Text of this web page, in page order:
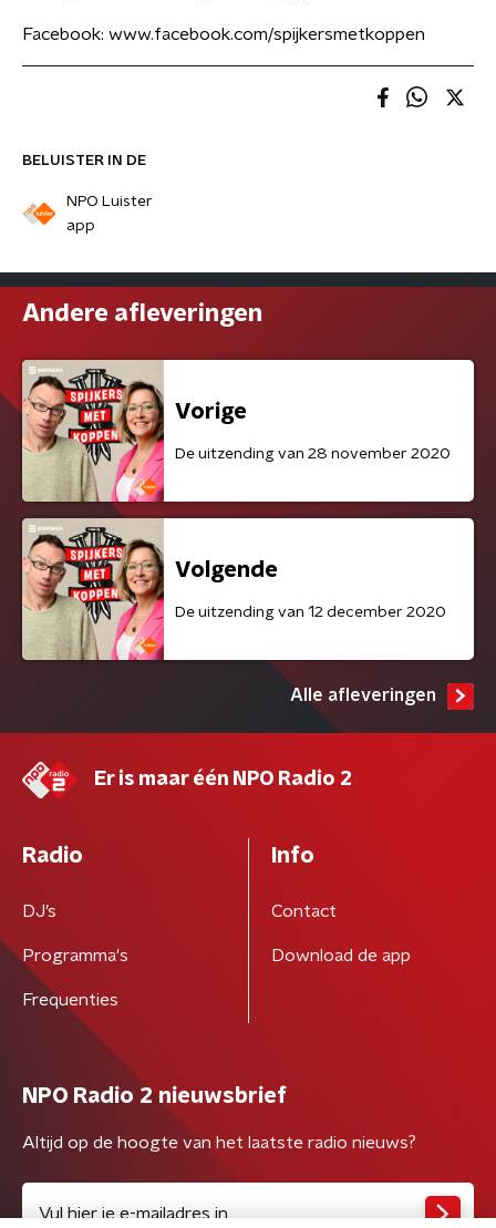
BELUISTER IN DE
NPO Luister
app
Facebook: www.facebook.com/spijkersmetkoppen
Andere afleveringen
Vorige
De uitzending van 28 november 2020
Volgende
De uitzending van 12 december 2020
Alle afleveringen
Er is maar één NPO Radio 2
Radio
DJ’s
Programma's
Frequenties
Info
Contact
Download de app
NPO Radio 2 nieuwsbrief
Altijd op de hoogte van het laatste radio nieuws?